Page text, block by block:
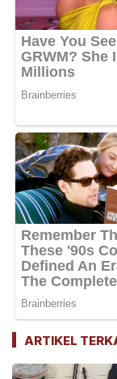
ARTIKEL